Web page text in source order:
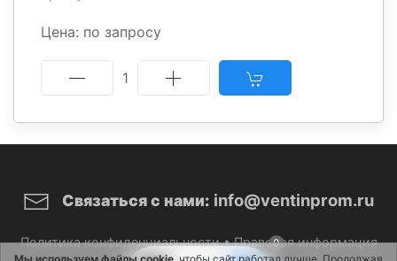
0
Цена: по запросу
1
Связаться с нами: info@ventinprom.ru
Политика конфиденциальности•Правовая информация